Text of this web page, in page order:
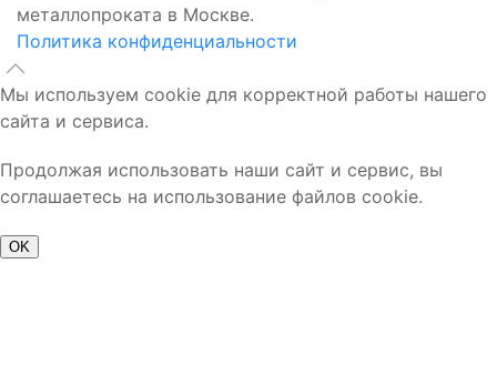
металлопроката в Москве.
Политика конфиденциальности
Мы используем cookie для корректной работы нашего
сайта и сервиса.
Продолжая использовать наши сайт и сервис, вы
соглашаетесь на использование файлов cookie.
OK